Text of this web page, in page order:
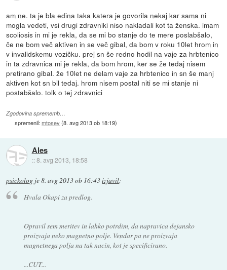
am ne. ta je bla edina taka katera je govorila nekaj kar sama ni
mogla vedeti, vsi drugi zdravniki niso nakladali kot ta ženska. imam
scoliosis in mi je rekla, da se mi bo stanje do te mere poslabšalo,
če ne bom več aktiven in se več gibal, da bom v roku 10let hrom in
v invalidskemu vozičku. prej sn še redno hodil na vaje za hrbtenico
in ta zdravnica mi je rekla, da bom hrom, ker se že tedaj nisem
pretirano gibal. že 10let ne delam vaje za hrbtenico in sn še manj
aktiven kot sn bil tedaj. hrom nisem postal niti se mi stanje ni
postabšalo. tolk o tej zdravnici
Zgodovina sprememb…
spremenil:mtosev(8. avg 2013 ob 18:19)
Ales
::8. avg 2013, 18:58
psickolog je8. avg 2013 ob 16:43izjavil:
Hvala Okapi za predlog.
Opravil sem meritev in lahko potrdim, da napravica dejansko
proizvaja neko magnetno polje. Vendar pa ne proizvaja
magnetnega polja na tak nacin, kot je specificirano.
...CUT...